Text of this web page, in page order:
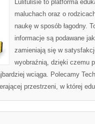
Lulitulisie to platforma
maluchach oraz o
naukę w sposób łagodny.
informacje są podawane
zamieniają się w
wyobraźnią, dzięki czemu
wciąga. Polecamy
przestrzeni, w której